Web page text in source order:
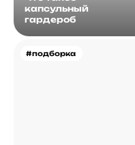
капсульный
гардероб
#подборка